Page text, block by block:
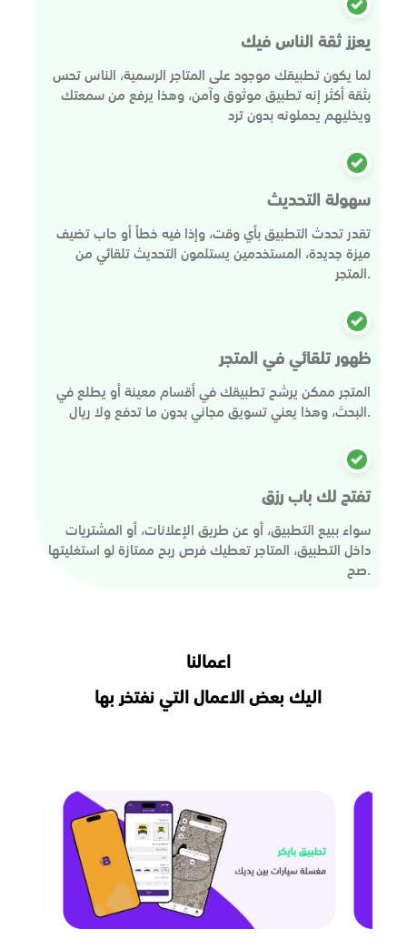
يعزز ثقة الناس فيك
لما يكون تطبيقك موجود على المتاجر الرسمية، الناس تحس
بثقة أكثر إنه تطبيق موثوق وآمن، وهذا يرفع من سمعتك
ويخليهم يحملونه بدون ترد
سهولة التحديث
تقدر تحدث التطبيق بأي وقت، وإذا فيه خطأ أو حاب تضيف
ميزة جديدة، المستخدمين يستلمون التحديث تلقائي من
المتجر.
ظهور تلقائي في المتجر
المتجر ممكن يرشح تطبيقك في أقسام معينة أو يطلع في
البحث، وهذا يعني تسويق مجاني بدون ما تدفع ولا ريال.
تفتح لك باب رزق
سواء ببيع التطبيق، أو عن طريق الإعلانات، أو المشتريات
داخل التطبيق، المتاجر تعطيك فرص ربح ممتازة لو استغليتها
صح.
اعمالنا
اليك بعض الاعمال التي نفتخر بها